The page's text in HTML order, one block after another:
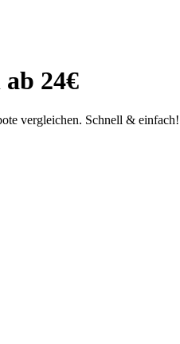
24€
vergleichen. Schnell & einfach!